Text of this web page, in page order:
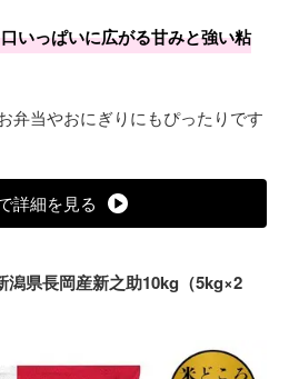
いっぱいに広がる甘みと強い粘
弁当やおにぎりにもぴったりです
詳細を見る
潟県長岡産新之助10kg（5kg×2